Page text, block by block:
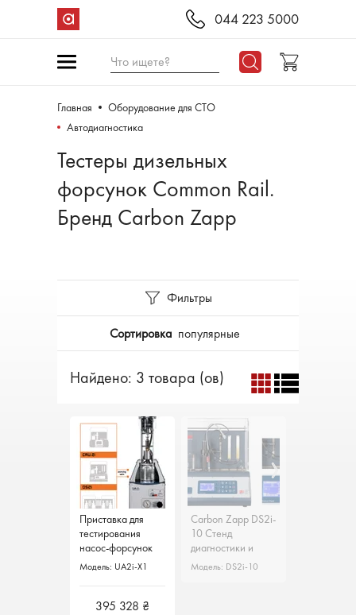
044 223 5000
Что ищете?
Главная
Оборудование для СТО
Автодиагностика
Тестеры дизельных
форсунок Common Rail.
Бренд Carbon Zapp
Фильтры
Сортировка популярные
Найдено: 3 товара (ов)
Приставка для
тестирования
насос-форсунок
UA2i-X1 Carbon
Модель: UA2i-X1
395 328 ₴
Carbon Zapp DS2i-
10 Стенд
диагностики и
чистки дизельных
Модель: DS2i-10
Carbon Zapp DS2i-
10 Стенд
диагностики и
чистки дизельных
Модель: DS2i-10